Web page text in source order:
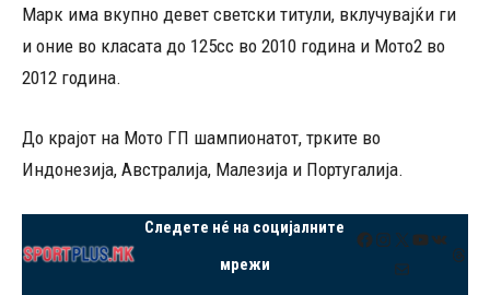
Марк има вкупно девет светски титули, вклучувајќи ги
и оние во класата до 125cc во 2010 година и Мото2 во
2012 година.
До крајот на Мото ГП шампионатот, трките во
Индонезија, Австралија, Малезија и Португалија.
Следете нé на социјалните
мрежи
Facebook
Instagram
X YouTube
VK
Mail